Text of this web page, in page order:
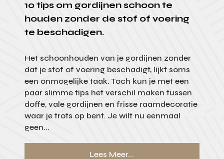
10 tips om gordijnen schoon te
houden zonder de stof of voering
te beschadigen.
Het schoonhouden van je gordijnen zonder
dat je stof of voering beschadigt, lijkt soms
een onmogelijke taak. Toch kun je met een
paar slimme tips het verschil maken tussen
doffe, vale gordijnen en frisse raamdecoratie
waar je trots op bent. Je wilt nu eenmaal
geen...
Lees Meer...